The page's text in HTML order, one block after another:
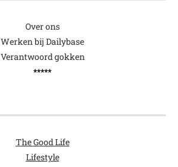
Over ons
Werken bij Dailybase
Verantwoord gokken
*****
The Good Life
Lifestyle